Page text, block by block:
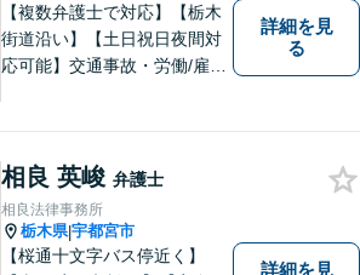
【複数弁護士で対応】【栃木
街道沿い】【土日祝日夜間対
応可能】交通事故・労働/雇用
い。
詳細を見
る
相良 英峻 弁護士
相良法律事務所
栃木県|宇都宮市
【桜通十文字バス停近く】
詳細を見